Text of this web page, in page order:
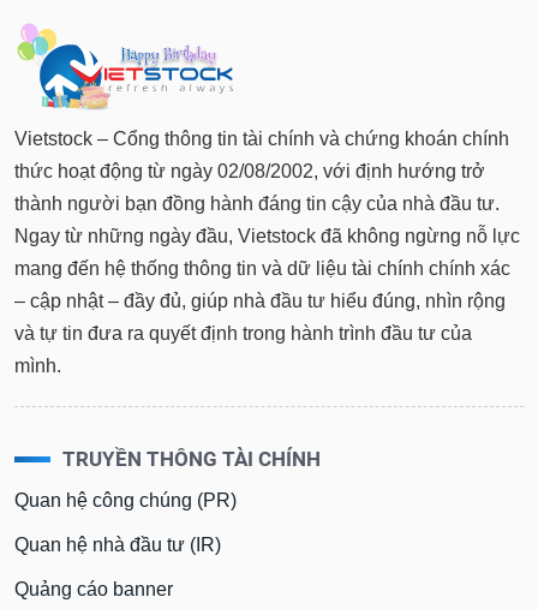
Vietstock – Cổng thông tin tài chính và chứng khoán chính
thức hoạt động từ ngày 02/08/2002, với định hướng trở
thành người bạn đồng hành đáng tin cậy của nhà đầu tư.
Ngay từ những ngày đầu, Vietstock đã không ngừng nỗ lực
mang đến hệ thống thông tin và dữ liệu tài chính chính xác
– cập nhật – đầy đủ, giúp nhà đầu tư hiểu đúng, nhìn rộng
và tự tin đưa ra quyết định trong hành trình đầu tư của
mình.
TRUYỀN THÔNG TÀI CHÍNH
Quan hệ công chúng (PR)
Quan hệ nhà đầu tư (IR)
Quảng cáo banner